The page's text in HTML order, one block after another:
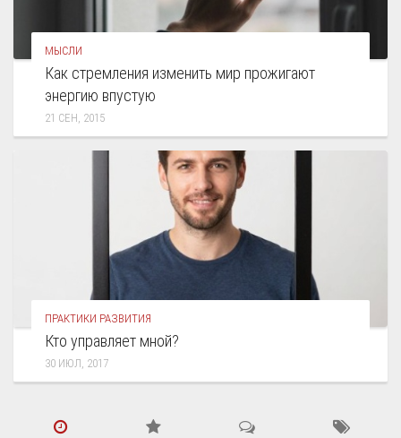
МЫСЛИ
Как стремления изменить мир прожигают
энергию впустую
21 СЕН, 2015
ПРАКТИКИ РАЗВИТИЯ
Кто управляет мной?
30 ИЮЛ, 2017